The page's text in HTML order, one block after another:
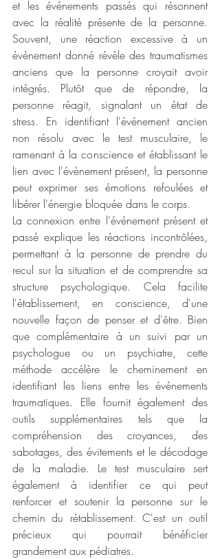
et les événements passés qui résonnent
avec la réalité présente de la personne.
Souvent, une réaction excessive à un
événement donné révèle des traumatismes
anciens que la personne croyait avoir
intégrés. Plutôt que de répondre, la
personne réagit, signalant un état de
stress. En identifiant l'événement ancien
non résolu avec le test musculaire, le
ramenant à la conscience et établissant le
lien avec l'évènement présent, la personne
peut exprimer ses émotions refoulées et
libérer l'énergie bloquée dans le corps.
La connexion entre l'événement présent et
passé explique les réactions incontrôlées,
permettant à la personne de prendre du
recul sur la situation et de comprendre sa
structure psychologique. Cela facilite
l'établissement, en conscience, d'une
nouvelle façon de penser et d'être. Bien
que complémentaire à un suivi par un
psychologue ou un psychiatre, cette
méthode accélère le cheminement en
identifiant les liens entre les événements
traumatiques. Elle fournit également des
outils supplémentaires tels que la
compréhension des croyances, des
sabotages, des évitements et le décodage
de la maladie. Le test musculaire sert
également à identifier ce qui peut
renforcer et soutenir la personne sur le
chemin du rétablissement. C'est un outil
précieux qui pourrait bénéficier
grandement aux pédiatres.